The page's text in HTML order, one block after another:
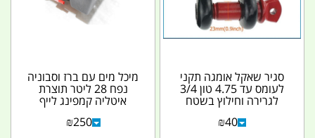
סגיר שאקל אומגה תקני
לעומס עד 4.75 טון 3/4
לגרירה וחילוץ בשטח
קמפינג לייף
₪40
מיכל מים עם ברז וסבוניה
נפח 28 ליטר תוצרת
איטליה קמפינג לייף
₪250